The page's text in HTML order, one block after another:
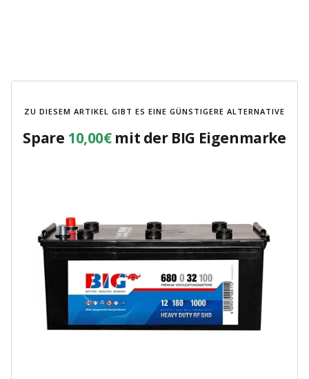
ZU DIESEM ARTIKEL GIBT ES EINE GÜNSTIGERE ALTERNATIVE
Spare 10,00€mit der BIG Eigenmarke